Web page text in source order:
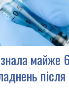
майже
після